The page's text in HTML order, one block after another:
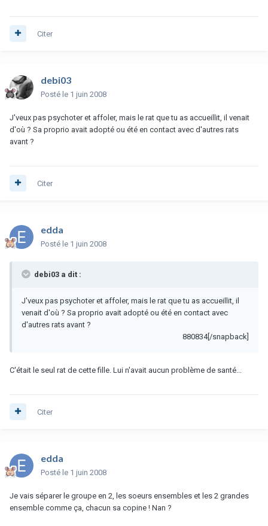
Citer
debi03
Posté le 1 juin 2008
J'veux pas psychoter et affoler, mais le rat que tu as accueillit, il venait
d'où ? Sa proprio avait adopté ou été en contact avec d'autres rats
avant ?
Citer
edda
Posté le 1 juin 2008
debi03 a dit :
J'veux pas psychoter et affoler, mais le rat que tu as accueillit, il
venait d'où ? Sa proprio avait adopté ou été en contact avec
d'autres rats avant ?
880834[/snapback]
C'était le seul rat de cette fille. Lui n'avait aucun problème de santé...
Citer
edda
Posté le 1 juin 2008
Je vais séparer le groupe en 2, les soeurs ensembles et les 2 grandes
ensemble comme ça, chacun sa copine ! Nan ?